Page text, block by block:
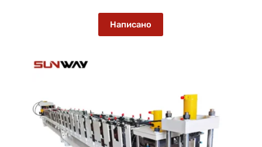
Написано